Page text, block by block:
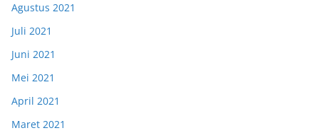
Agustus 2021
Juli 2021
Juni 2021
Mei 2021
April 2021
Maret 2021